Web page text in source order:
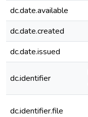
dc.date.available
dc.date.created
dc.date.issued
dc.identifier
dc.identifier.file